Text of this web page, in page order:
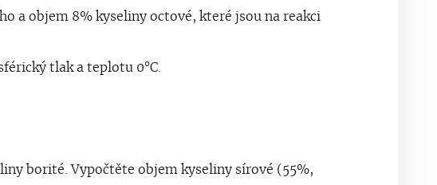
a objem 8% kyseliny octové, které jsou na reakci
tlak a teplotu 0°C.
borité. Vypočtěte objem kyseliny sírové (55%,